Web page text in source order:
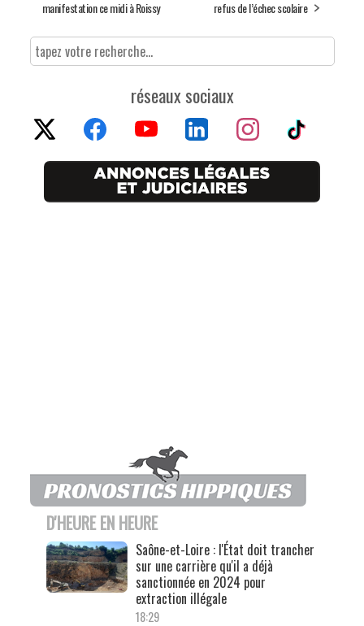
manifestation ce midi à Roissy refus de l’échec scolaire
réseaux sociaux
D'HEURE EN HEURE
Saône-et-Loire : l'État doit trancher
sur une carrière qu'il a déjà
sanctionnée en 2024 pour
extraction illégale
18:29